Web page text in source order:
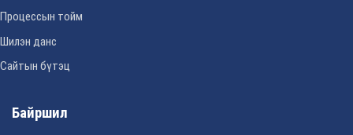
Процессын тойм
Шилэн данс
Сайтын бүтэц
Байршил